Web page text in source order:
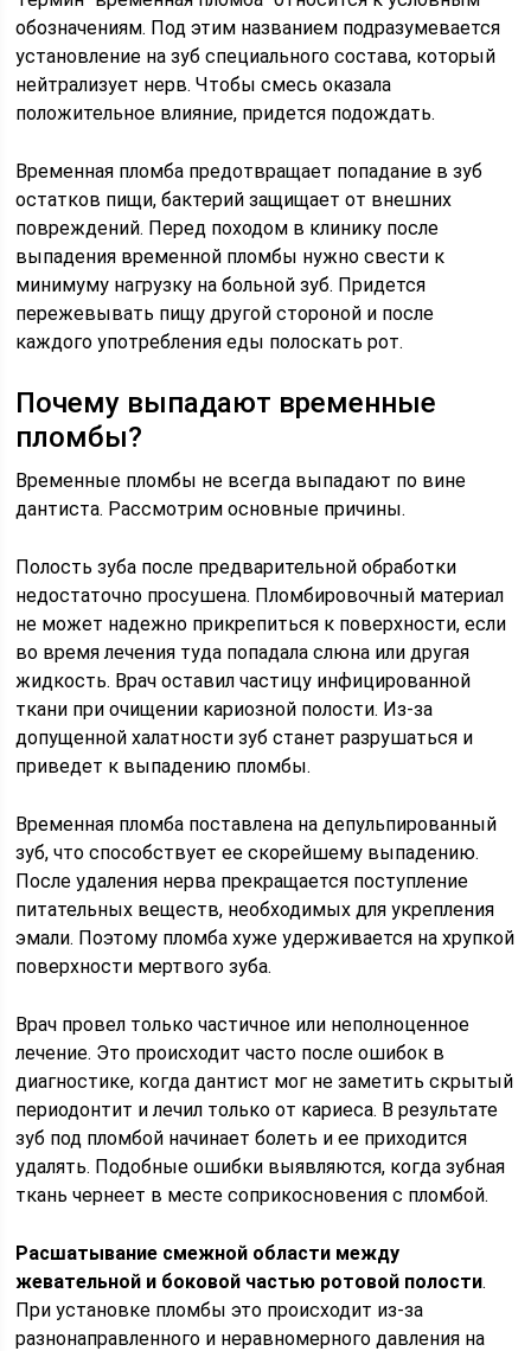
обозначениям. Под этим названием подразумевается
установление на зуб специального состава, который
нейтрализует нерв. Чтобы смесь оказала
положительное влияние, придется подождать.
Временная пломба предотвращает попадание в зуб
остатков пищи, бактерий защищает от внешних
повреждений. Перед походом в клинику после
выпадения временной пломбы нужно свести к
минимуму нагрузку на больной зуб. Придется
пережевывать пищу другой стороной и после
каждого употребления еды полоскать рот.
Почему выпадают временные
пломбы?
Временные пломбы не всегда выпадают по вине
дантиста. Рассмотрим основные причины.
Полость зуба после предварительной обработки
недостаточно просушена. Пломбировочный материал
не может надежно прикрепиться к поверхности, если
во время лечения туда попадала слюна или другая
жидкость. Врач оставил частицу инфицированной
ткани при очищении кариозной полости. Из-за
допущенной халатности зуб станет разрушаться и
приведет к выпадению пломбы.
Временная пломба поставлена на депульпированный
зуб, что способствует ее скорейшему выпадению.
После удаления нерва прекращается поступление
питательных веществ, необходимых для укрепления
эмали. Поэтому пломба хуже удерживается на хрупкой
поверхности мертвого зуба.
Врач провел только частичное или неполноценное
лечение. Это происходит часто после ошибок в
диагностике, когда дантист мог не заметить скрытый
периодонтит и лечил только от кариеса. В результате
зуб под пломбой начинает болеть и ее приходится
удалять. Подобные ошибки выявляются, когда зубная
ткань чернеет в месте соприкосновения с пломбой.
Расшатывание смежной области между
жевательной и боковой частью ротовой полости.
При установке пломбы это происходит из-за
разнонаправленного и неравномерного давления на